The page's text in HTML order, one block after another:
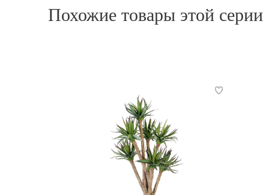
Похожие товары этой серии